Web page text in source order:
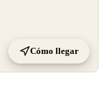
Cómo llegar